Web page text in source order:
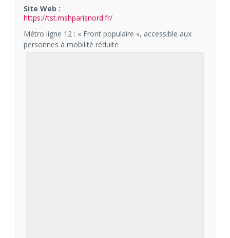
Site Web :
https://tst.mshparisnord.fr/
Métro ligne 12 : « Front populaire », accessible aux
personnes à mobilité réduite